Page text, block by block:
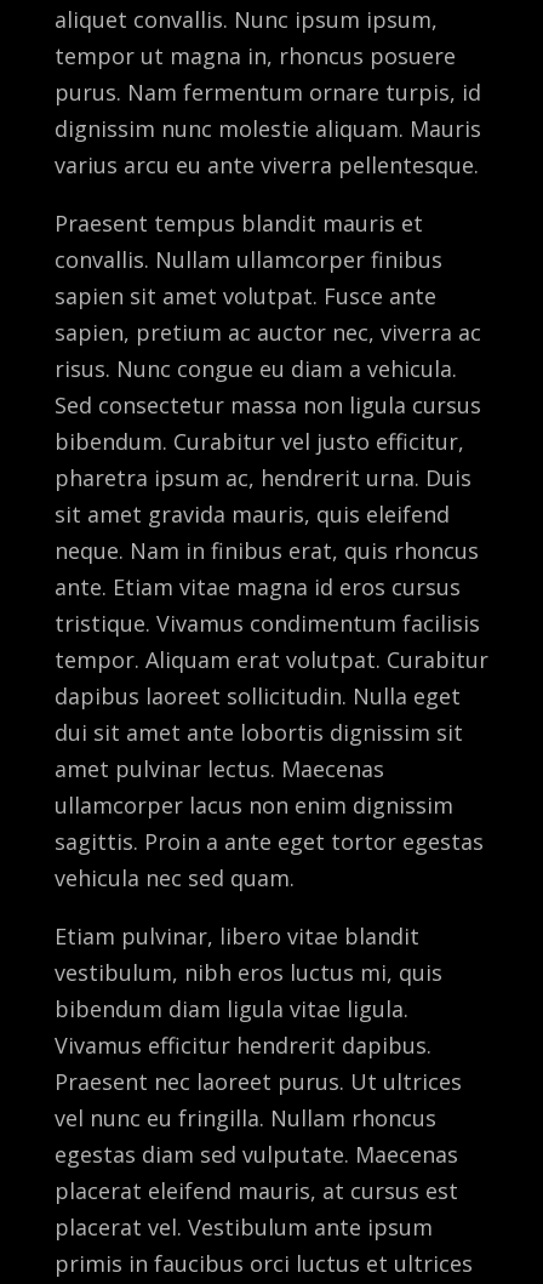
aliquet convallis. Nunc ipsum ipsum,
tempor ut magna in, rhoncus posuere
purus. Nam fermentum ornare turpis, id
dignissim nunc molestie aliquam. Mauris
varius arcu eu ante viverra pellentesque.
Praesent tempus blandit mauris et
convallis. Nullam ullamcorper finibus
sapien sit amet volutpat. Fusce ante
sapien, pretium ac auctor nec, viverra ac
risus. Nunc congue eu diam a vehicula.
Sed consectetur massa non ligula cursus
bibendum. Curabitur vel justo efficitur,
pharetra ipsum ac, hendrerit urna. Duis
sit amet gravida mauris, quis eleifend
neque. Nam in finibus erat, quis rhoncus
ante. Etiam vitae magna id eros cursus
tristique. Vivamus condimentum facilisis
tempor. Aliquam erat volutpat. Curabitur
dapibus laoreet sollicitudin. Nulla eget
dui sit amet ante lobortis dignissim sit
amet pulvinar lectus. Maecenas
ullamcorper lacus non enim dignissim
sagittis. Proin a ante eget tortor egestas
vehicula nec sed quam.
Etiam pulvinar, libero vitae blandit
vestibulum, nibh eros luctus mi, quis
bibendum diam ligula vitae ligula.
Vivamus efficitur hendrerit dapibus.
Praesent nec laoreet purus. Ut ultrices
vel nunc eu fringilla. Nullam rhoncus
egestas diam sed vulputate. Maecenas
placerat eleifend mauris, at cursus est
placerat vel. Vestibulum ante ipsum
primis in faucibus orci luctus et ultrices